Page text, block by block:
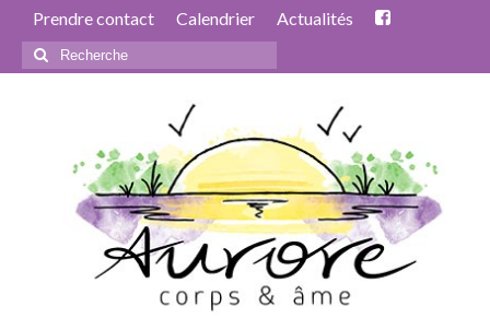
Prendre contact Calendrier Actualités
Rechercher
: